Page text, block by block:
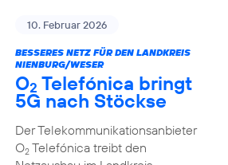
10. Februar 2026
BESSERES NETZ FÜR DEN LANDKREIS
NIENBURG/WESER
O2 Telefónica bringt
5G nach Stöckse
Der Telekommunikationsanbieter
O2Telefónica treibt den